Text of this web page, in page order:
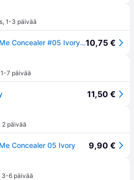
, 1-3 päivää
Maybelline New York Fit Me Concealer #05 Ivory 6,8ml10,75 €
1-7 päivää
11,50 €
, 2 päivää
Concealer 05 Ivory 9,90 €
3-6 päivää